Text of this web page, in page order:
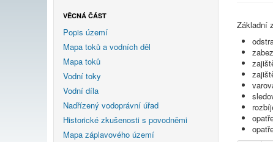
VĚCNÁ ČÁST
Popis území
Mapa toků a vodních děl
Mapa toků
Vodní toky
Vodní díla
Nadřízený vodoprávní úřad
Historické zkušenosti s povodněmi
Mapa záplavového území
Základní